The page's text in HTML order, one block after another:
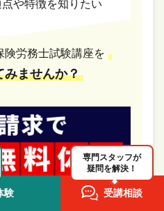
や特徴を知りたい
険労務士試験講座を
みませんか？
験
専門スタッフが
疑問を解決！
受講相談